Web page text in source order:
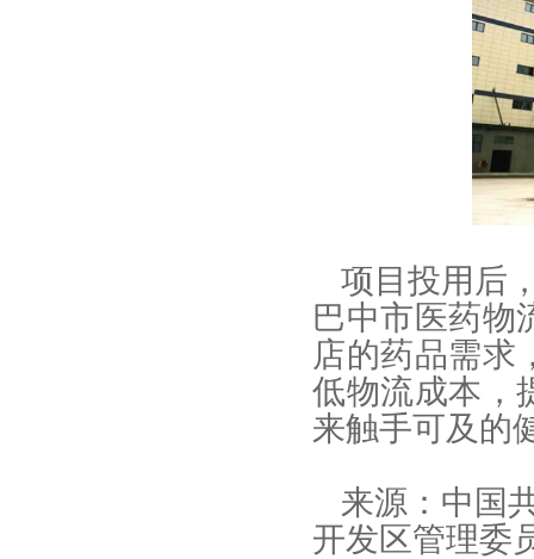
项目投用后
巴中市医药物
店的药品需求
低物流成本，
来触手可及的
来源：中国
开发区管理委